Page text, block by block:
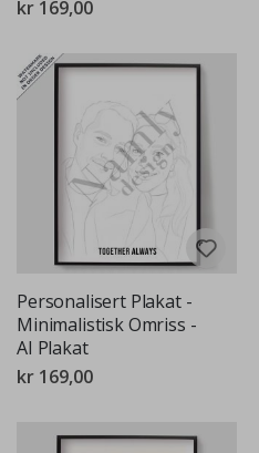
kr 169,00
Personalisert Plakat -
Minimalistisk Omriss -
AI Plakat
kr 169,00